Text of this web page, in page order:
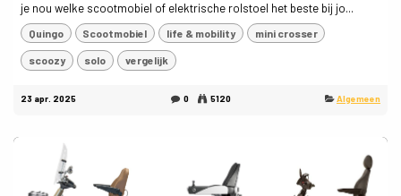
je nou welke scootmobiel of elektrische rolstoel het beste bij jo...
Quingo Scootmobiel life & mobility mini crosser
scoozy solo vergelijk
23 apr. 2025 0 5120 Algemeen